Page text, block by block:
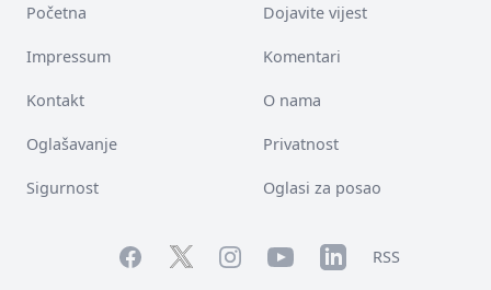
Početna Dojavite vijest
Impressum Komentari
Kontakt O nama
Oglašavanje Privatnost
Sigurnost Oglasi za posao
FacebookTwitterInstagramYouTubeLinkedInRSS